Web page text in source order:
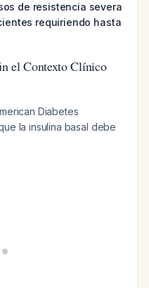
de resistencia severa
requiriendo hasta
el Contexto Clínico
Diabetes
la insulina basal debe